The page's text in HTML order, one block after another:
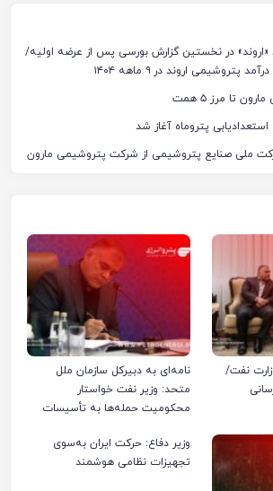
در نخستین گزارش بورسی پس از عرضه اولیه/
تا مرز ۵ همت
پتروماه آغاز شد
ملی صنایع پتروشیمی از شرکت پتروشیمی مارون
نفت/
نامه‌ای به دبیرکل سازمان ملل
متحد: وزیر نفت خواستار
محکومیت حمله‌ها به تأسیسات
وزیر دفاع: حرکت ایران به‌سوی
تجهیزات نظامی هوشمند